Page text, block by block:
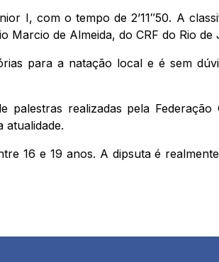
I, com o tempo de 2’11″50. A
Marcio de Almeida, do CRF do Rio de
para a natação local e é sem
realizadas pela Federação
16 e 19 anos. A dipsuta é